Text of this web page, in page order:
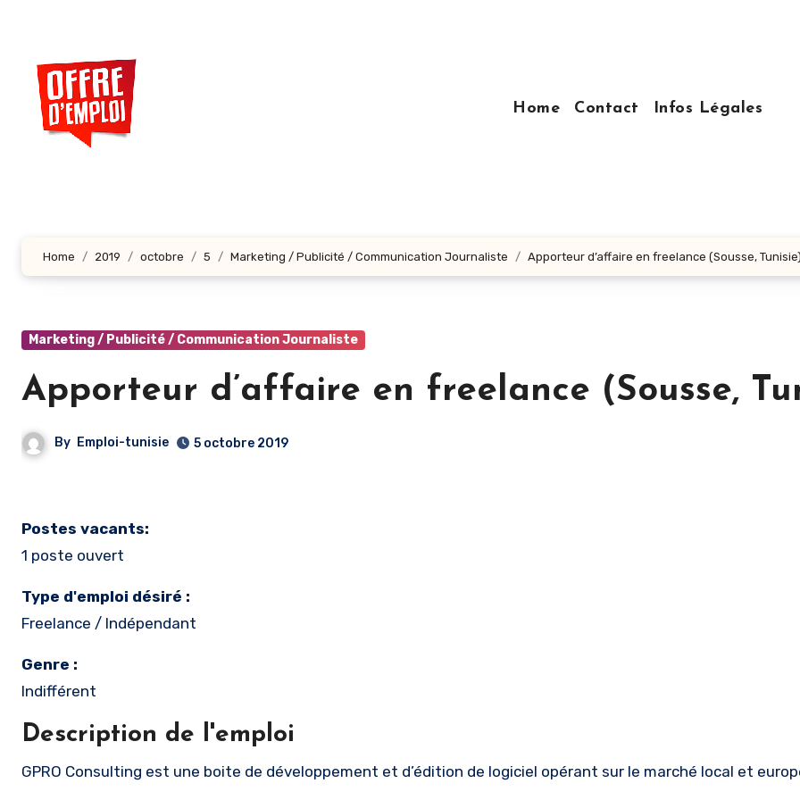
contenu
principal
Home
Contact Infos Légales
Home 2019 octobre 5 Marketing / Publicité / Communication Journaliste Apporteur d’affaire en freelance (Sousse,
Marketing / Publicité / Communication Journaliste
Apporteur d’affaire en freelance (Sousse,
By Emploi-tunisie 5 octobre 2019
Postes vacants:
1 poste ouvert
Type d'emploi désiré :
Freelance / Indépendant
Genre :
Indifférent
Description de l'emploi
GPRO Consulting est une boite de développement et d’édition de logiciel opérant sur le marché local et